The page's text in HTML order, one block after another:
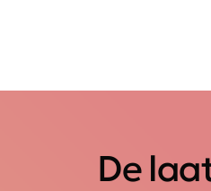
De